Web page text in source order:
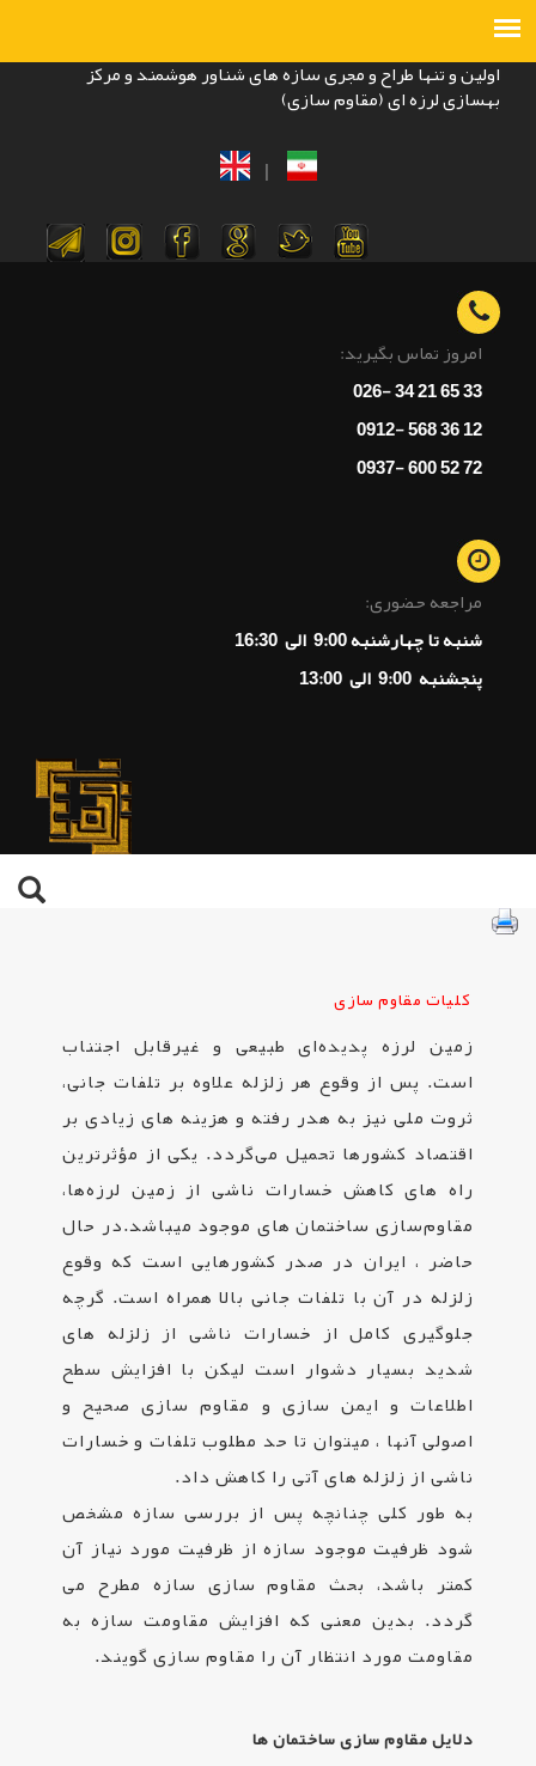
اولین و تنها طراح و مجری سازه های شناور هوشمند و مرکز
بهسازی لرزه ای (مقاوم سازی)
|
امروز تماس بگیرید:
33 65 21 34 -026
12 36 568 -0912
72 52 600 -0937
مراجعه حضوری:
شنبه تا چهارشنبه 9:00 الی 16:30
پنجشنبه 9:00 الی 13:00
کلیات مقاوم سازی
زمین لرزه پدیده‌ای طبیعی و غیرقابل اجتناب
است. پس از وقوع هر زلزله علاوه بر تلفات جانی،
ثروت ملی نیز به هدر رفته و هزینه های زیادی بر
اقتصاد کشورها تحمیل می‌گردد. یکی از مؤثرترین
راه­ های کاهش خسارات ناشی از زمین­ لرزه‌ها،
مقاوم‌سازی ساختمان­ های موجود می­باشد.در حال
حاضر ، ایران در صدر کشورهایی است که وقوع
زلزله در آن با تلفات جانی بالا همراه است. گرچه
جلوگیری کامل از خسارات ناشی از زلزله­ های
شدید بسیار دشوار است لیکن با افزایش سطح
اطلاعات و ایمن سازی و مقاوم­ سازی صحیح و
اصولی آنها ، می­توان تا حد مطلوب تلفات و خسارات
ناشی از زلزله­ های آتی را کاهش داد.
به طور کلی چنانچه پس از بررسی سازه مشخص
شود ظرفیت موجود سازه از ظرفیت مورد نیاز آن
کمتر باشد، بحث مقاوم سازی سازه مطرح می
گردد. بدین معنی که افزایش مقاومت سازه به
مقاومت مورد انتظار آن را مقاوم سازی گویند.
دلایل مقاوم سازی ساختمان ها